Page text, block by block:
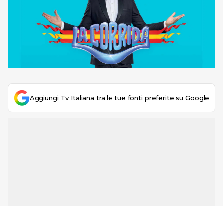
Aggiungi Tv Italiana tra le tue fonti preferite su Google